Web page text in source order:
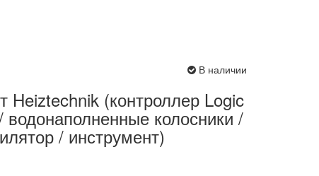
В наличии
Heiztechnik (контроллер Logic
колосники /
/ инструмент)